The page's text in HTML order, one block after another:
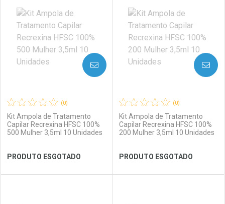
Laboratório
Ver Desconto Convênio
Por Menos Laboratório
Ver Desconto Convênio
Por Menos
(0)
Kit Ampola de Tratamento
Capilar Recrexina HFSC 100%
500 Mulher 3,5ml 10 Unidades
PRODUTO ESGOTADO
AVISE-ME
(0)
Kit Ampola de Tratamento
Capilar Recrexina HFSC 100%
200 Mulher 3,5ml 10 Unidades
PRODUTO ESGOTADO
AVISE-ME